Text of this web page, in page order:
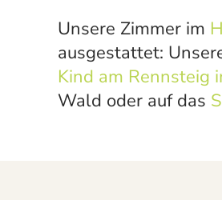
Unsere Zimmer im
ausgestattet:
Kind am Rennsteig
Wald oder auf das